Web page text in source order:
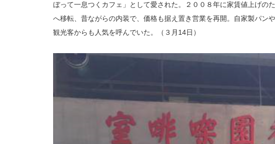
ぼって一息つくカフェ」として愛された。２００８年に家賃値上げの
へ移転、昔ながらの内装で、価格も据え置き営業を再開。自家製パン
観光客からも人気を呼んでいた。（３月14日）